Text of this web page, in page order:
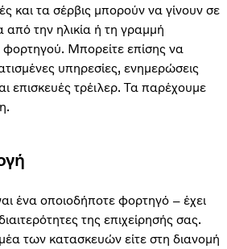
και τα σέρβις μπορούν να γίνουν σε
από την ηλικία ή τη γραμμή
φορτηγού. Μπορείτε επίσης να
υπηρεσίες, ενημερώσεις
επισκευές τρέιλερ. Τα παρέχουμε
ένα οποιοδήποτε φορτηγό – έχει
της επιχείρησής σας.
των κατασκευών είτε στη διανομή